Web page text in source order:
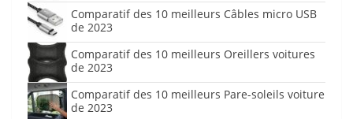
Comparatif des 10 meilleurs Câbles micro USB
de 2023
Comparatif des 10 meilleurs Oreillers voitures
de 2023
Comparatif des 10 meilleurs Pare-soleils voiture
de 2023